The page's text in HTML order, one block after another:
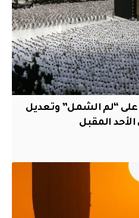
على “لم الشمل” وتعديل
المقبل